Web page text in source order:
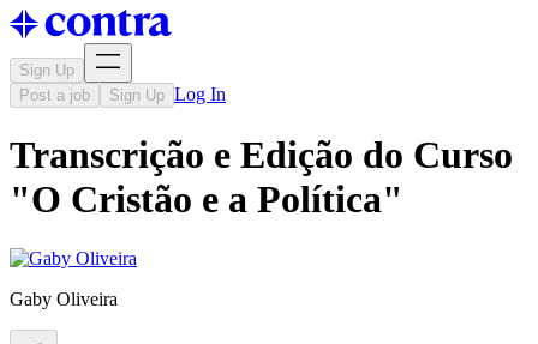
Sign Up
Post a job
Sign Up Log In
Transcrição e Edição do Curso
"O Cristão e a Política"
Gaby Oliveira